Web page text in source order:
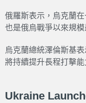
俄羅斯表示，烏克蘭
也是俄烏戰爭以來規
烏克蘭總統澤倫斯基
將持續提升長程打擊
Ukraine